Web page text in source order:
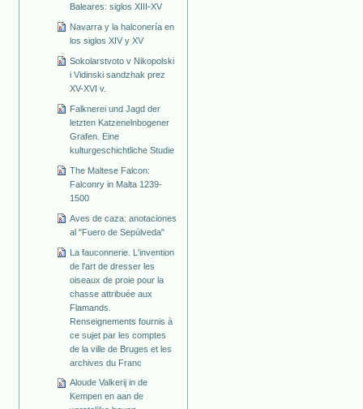
Baleares: siglos XIII-XV
Navarra y la halconería en
los siglos XIV y XV
Sokolarstvoto v Nikopolski
i Vidinski sandzhak prez
XV-XVI v.
Falknerei und Jagd der
letzten Katzenelnbogener
Grafen. Eine
kulturgeschichtliche Studie
The Maltese Falcon:
Falconry in Malta 1239-
1500
Aves de caza: anotaciones
al "Fuero de Sepúlveda"
La fauconnerie. L'invention
de l'art de dresser les
oiseaux de proie pour la
chasse attribuée aux
Flamands.
Renseignements fournis à
ce sujet par les comptes
de la ville de Bruges et les
archives du Franc
Aloude Valkerij in de
Kempen en aan de